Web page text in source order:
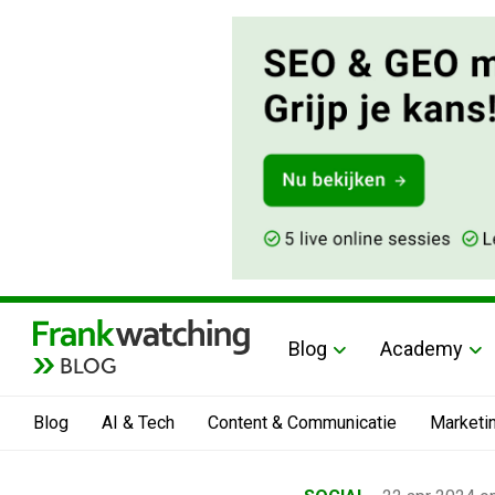
BLOG
Blog Academy
Blog AI & Tech Content & Communicatie